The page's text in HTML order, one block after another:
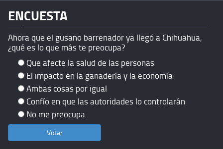
ENCUESTA
Ahora que el gusano barrenador ya llegó a Chihuahua,
¿qué es lo que más te preocupa?
Que afecte la salud de las personas
El impacto en la ganadería y la economía
Ambas cosas por igual
Confío en que las autoridades lo controlarán
No me preocupa